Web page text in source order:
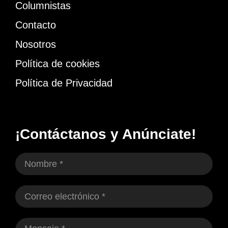
Columnistas
Contacto
Nosotros
Política de cookies
Política de Privacidad
¡Contáctanos y Anúnciate!